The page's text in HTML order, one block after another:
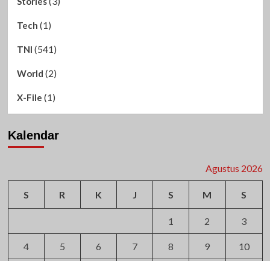
Tech (1)
TNI (541)
World (2)
X-File (1)
Kalendar
Agustus 2026
S R K J S M S
1 2 3
4 5 6 7 8 9 10